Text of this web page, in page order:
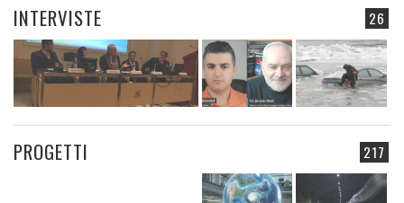
26
INTERVISTE
217
PROGETTI